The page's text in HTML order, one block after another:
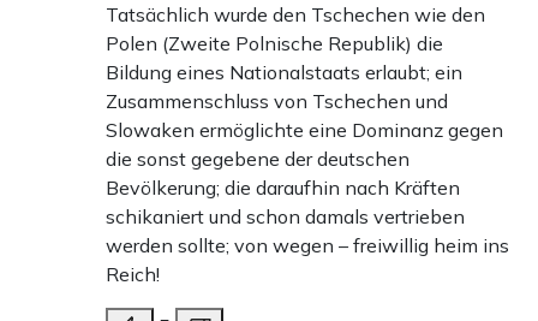
Tatsächlich wurde den Tschechen wie den
Polen (Zweite Polnische Republik) die
Bildung eines Nationalstaats erlaubt; ein
Zusammenschluss von Tschechen und
Slowaken ermöglichte eine Dominanz gegen
die sonst gegebene der deutschen
Bevölkerung; die daraufhin nach Kräften
schikaniert und schon damals vertrieben
werden sollte; von wegen – freiwillig heim ins
Reich!